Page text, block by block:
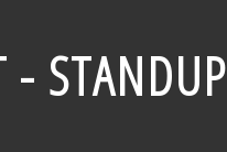
- STANDUP